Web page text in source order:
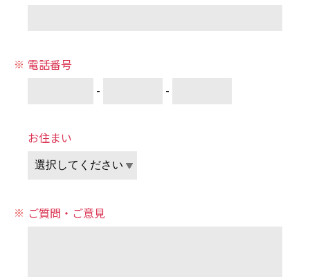
電話番号
-
-
お住まい
ご質問・ご意見